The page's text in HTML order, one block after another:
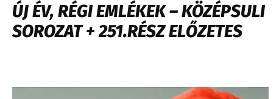
ÚJ ÉV, RÉGI EMLÉKEK – KÖZÉPSULI
SOROZAT + 251.RÉSZ ELŐZETES